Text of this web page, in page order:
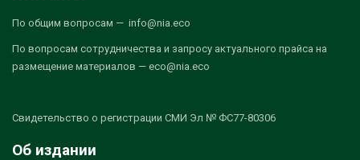
По общим вопросам — info@nia.eco
По вопросам сотрудничества и запросу актуального прайса на
размещение материалов — eco@nia.eco
Свидетельство о регистрации СМИ Эл № ФС77-80306
Об издании